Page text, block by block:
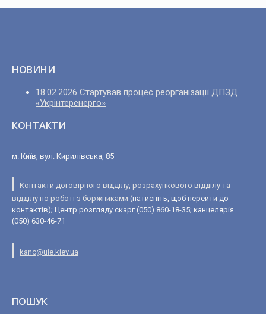
НОВИНИ
18.02.2026 Стартував процес реорганізації ДПЗД
«Укрінтеренерго»
КОНТАКТИ
м. Київ, вул. Кирилівська, 85
Контакти договірного відділу, розрахункового відділу та
відділу по роботі з боржниками (натисніть, щоб перейти до
контактів); Центр розгляду скарг (050) 860-18-35; канцелярія
(050) 630-46-71
kanc@uie.kiev.ua
ПОШУК